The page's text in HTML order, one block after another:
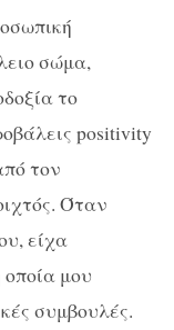
σώμα,
το
positivity
τον
Όταν
είχα
μου
συμβουλές.